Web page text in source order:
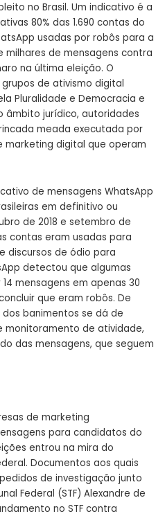
no Brasil. Um indicativo é a
80% das 1.690 contas do
usadas por robôs para a
milhares de mensagens contra
na última eleição. O
de ativismo digital
Pluralidade e Democracia e
âmbito jurídico, autoridades
meada executada por
marketing digital que operam
de mensagens WhatsApp
em definitivo ou
de 2018 e setembro de
contas eram usadas para
discursos de ódio para
detectou que algumas
mensagens em apenas 30
que eram robôs. De
banimentos se dá de
de atividade,
das mensagens, que seguem
de marketing
para candidatos do
entrou na mira do
Documentos aos quais
de investigação junto
Federal (STF) Alexandre de
no STF contra